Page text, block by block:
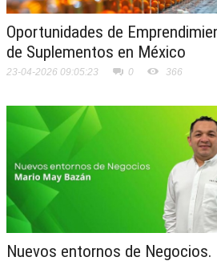
Oportunidades de
de Suplementos en México
23-04-2026 09:05:23 0 366
Nuevos entornos de Negocios.